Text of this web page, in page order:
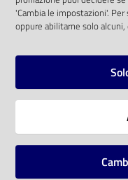
Avvisi
Vai alla pagina
'Cambia le impostazioni'.
oppure abilitarne solo